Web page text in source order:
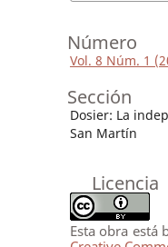
Número
Vol. 8 Núm. 1
Sección
Dosier: La
San Martín
Licencia
Esta obra está